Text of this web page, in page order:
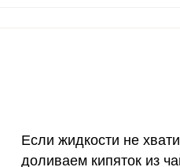
Если жидкости не
доливаем кипяток из